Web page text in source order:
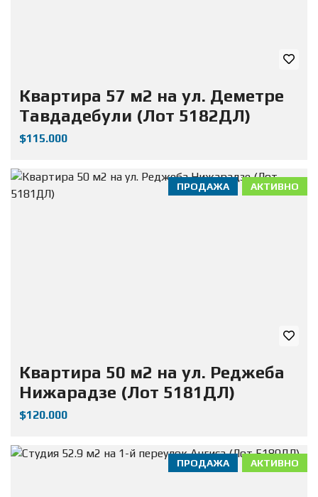
Квартира 57 м2 на ул. Деметре
Тавдадебули (Лот 5182ДЛ)
$115.000
АКТИВНО
ПРОДАЖА
Квартира 50 м2 на ул. Реджеба
Нижарадзе (Лот 5181ДЛ)
$120.000
АКТИВНО
ПРОДАЖА